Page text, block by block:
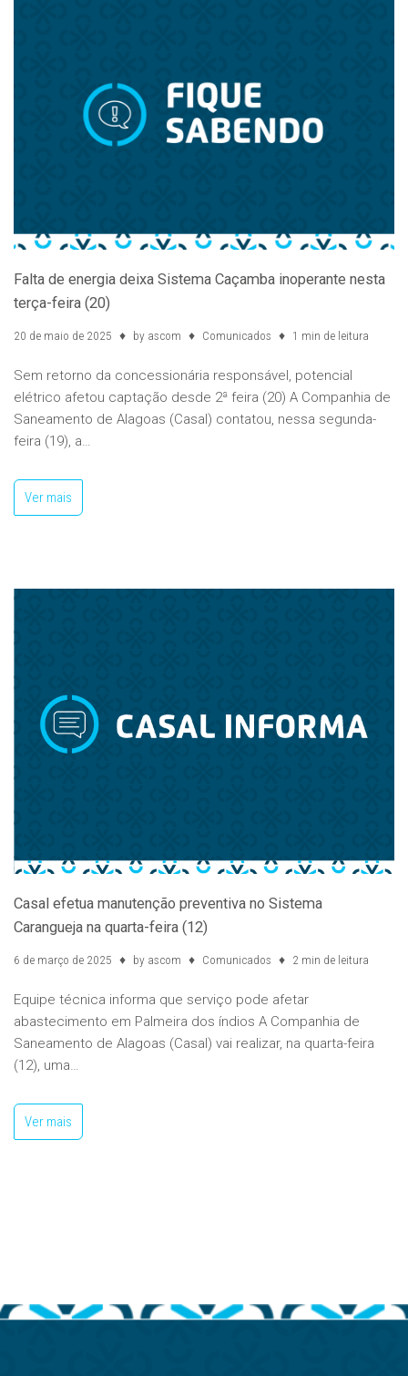
Falta de energia deixa Sistema Caçamba inoperante nesta
terça-feira (20)
20 de maio de 2025 by ascom Comunicados 1 min de leitura
Sem retorno da concessionária responsável, potencial
elétrico afetou captação desde 2ª feira (20) A Companhia de
Saneamento de Alagoas (Casal) contatou, nessa segunda-
feira (19), a…
Ver mais
Casal efetua manutenção preventiva no Sistema
Carangueja na quarta-feira (12)
6 de março de 2025 by ascom Comunicados 2 min de leitura
Equipe técnica informa que serviço pode afetar
abastecimento em Palmeira dos índios A Companhia de
Saneamento de Alagoas (Casal) vai realizar, na quarta-feira
(12), uma…
Ver mais